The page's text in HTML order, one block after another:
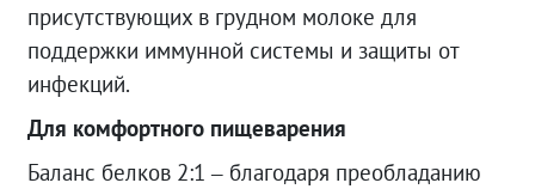
присутствующих в грудном молоке для
поддержки иммунной системы и защиты от
инфекций.
Для комфортного пищеварения
Баланс белков 2:1 – благодаря преобладанию